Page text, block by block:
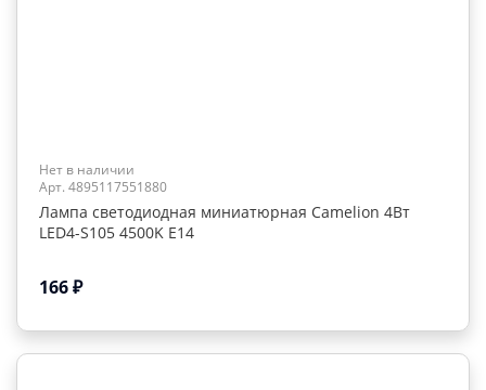
Нет в наличии
Арт. 4895117551880
Лампа светодиодная миниатюрная Camelion 4Вт
LED4-S105 4500K E14
166₽